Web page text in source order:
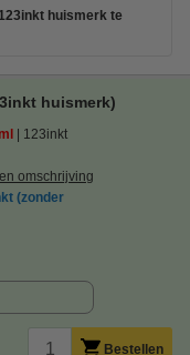
huismerk te
huismerk)
123inkt
omschrijving
(zonder
Bestellen